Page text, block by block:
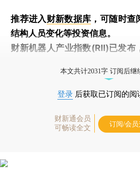
推荐进入财新数据库 ，可随时查
结构人员变化等投资信息。
财新机器人产业指数(RII)已发布
本文共计2031字 订阅后继
登录 后获取已订阅的阅
财新通会员
可畅读全文
订阅/会员